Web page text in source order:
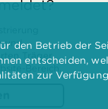
und
Träger
Bereich.
den Betrieb der
entscheiden,
zur